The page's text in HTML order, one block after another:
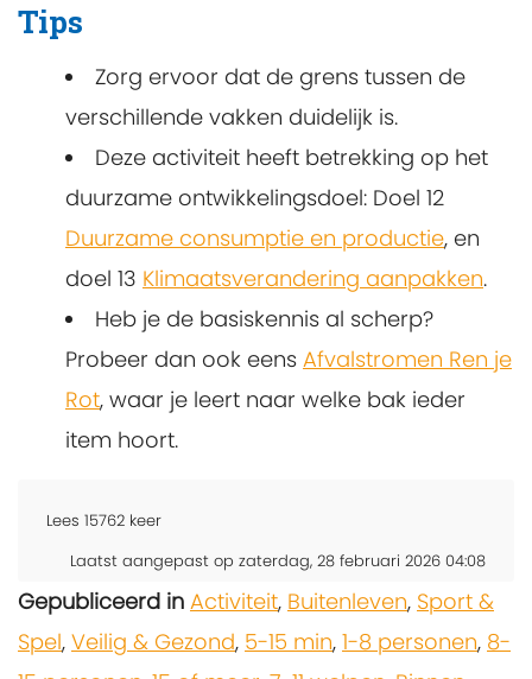
Tips
Zorg ervoor dat de grens tussen de
verschillende vakken duidelijk is.
Deze activiteit heeft betrekking op het
duurzame ontwikkelingsdoel: Doel 12
Duurzame consumptie en productie, en
doel 13 Klimaatsverandering aanpakken.
Heb je de basiskennis al scherp?
Probeer dan ook eens Afvalstromen Ren je
Rot, waar je leert naar welke bak ieder
item hoort.
Lees 15762 keer
Laatst aangepast op zaterdag, 28 februari 2026 04:08
Gepubliceerd in Activiteit, Buitenleven, Sport &
Spel, Veilig & Gezond, 5-15 min, 1-8 personen, 8-